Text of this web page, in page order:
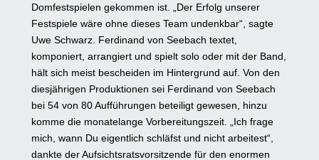
Domfestspielen gekommen ist. „Der Erfolg unserer
Festspiele wäre ohne dieses Team undenkbar“, sagte
Uwe Schwarz. Ferdinand von Seebach textet,
komponiert, arrangiert und spielt solo oder mit der Band,
hält sich meist bescheiden im Hintergrund auf. Von den
diesjährigen Produktionen sei Ferdinand von Seebach
bei 54 von 80 Aufführungen beteiligt gewesen, hinzu
komme die monatelange Vorbereitungszeit. „Ich frage
mich, wann Du eigentlich schläfst und nicht arbeitest“,
dankte der Aufsichtsratsvorsitzende für den enormen